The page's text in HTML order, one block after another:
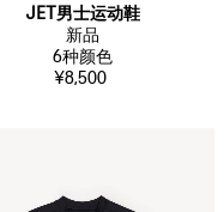
JET男士运动鞋
新品
6种颜色
¥8,500